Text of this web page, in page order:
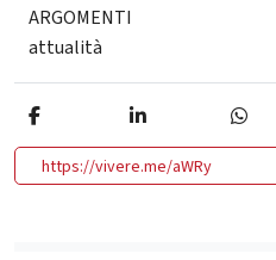
ARGOMENTI
attualità
https://vivere.me/aWRy